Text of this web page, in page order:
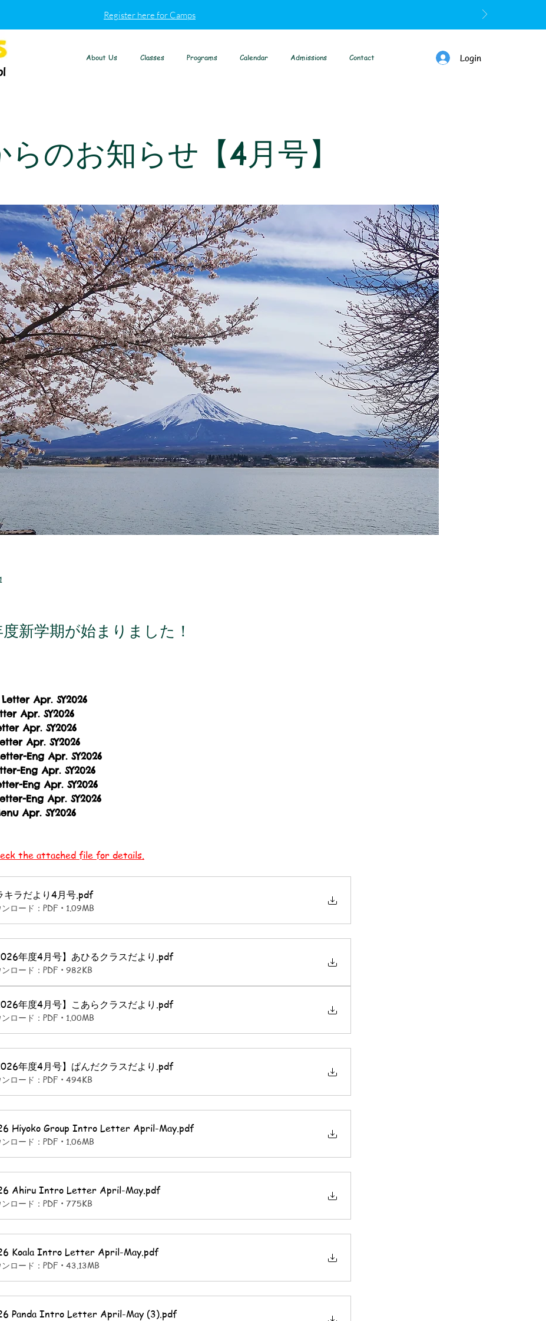
Register here for Camps
About Us Classes Programs Calendar Admissions Contact Login
らのお知らせ【4月号】
新学期が始まりました！
Apr. SY2026
Apr. SY2026
Apr. SY2026
Apr. SY2026
Eng Apr. SY2026
Eng Apr. SY2026
Eng Apr. SY2026
Eng Apr. SY2026
Apr. SY2026
the attached file for details.
キラだより4月号.pdf
ンロード：PDF • 1.09MB
年度4月号】あひるクラスだより .pdf
ンロード：PDF • 982KB
年度4月号】こあらクラスだより .pdf
ンロード：PDF • 1.00MB
年度4月号】ぱんだクラスだより .pdf
ンロード：PDF • 494KB
Hiyoko Group Intro Letter April-May.pdf
ンロード：PDF • 1.06MB
Ahiru Intro Letter April-May.pdf
ンロード：PDF • 775KB
Koala Intro Letter April-May.pdf
ンロード：PDF • 43.13MB
Panda Intro Letter April-May (3).pdf